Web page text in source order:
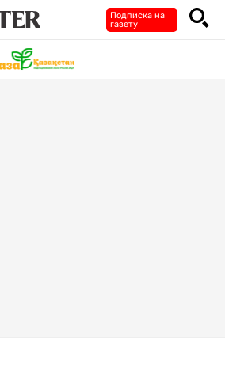
Подписка на
газету